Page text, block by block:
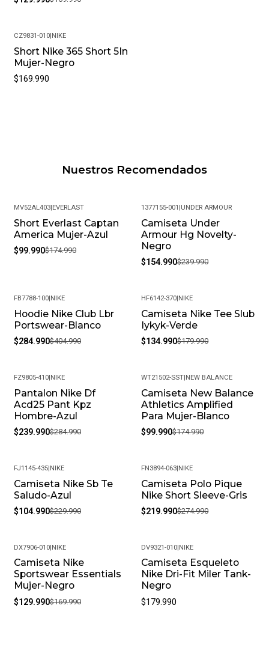
CZ9831-010|NIKE
Short Nike 365 Short 5In
Mujer-Negro
$169.990
Nuestros Recomendados
-43%
MV52AL403| EVERLAST
Short Everlast Captan
America Mujer-Azul
$99.990$174.990
-35%
1377155-001 UNDER ARMOUR
Camiseta Under
Armour Hg Novelty-
Negro
$154.990$239.990
-30%
FB7788-100| NIKE
Hoodie Nike Club Lbr
Portswear-Blanco
$284.990$404.990
-25%
HF6142-370 NIKE
Camiseta Nike Tee Slub
Iykyk-Verde
$134.990$179.990
-16%
FZ9805-410|NIKE
Pantalon Nike Df
Acd25 Pant Kpz
Hombre-Azul
$239.990$284.990
-43%
WT21502-SST|NEW BALANCE
Camiseta New Balance
Athletics Amplified
Para Mujer-Blanco
$99.990$174.990
-54%
FJ1145-435|NIKE
Camiseta Nike Sb Te
Saludo-Azul
$104.990$229.990
-20%
FN3894-063|NIKE
Camiseta Polo Pique
Nike Short Sleeve-Gris
$219.990$274.990
-24%
DX7906-010|NIKE
Camiseta Nike
Sportswear Essentials
Mujer-Negro
$129.990$169.990
DV9321-010|NIKE
Camiseta Esqueleto
Nike Dri-Fit Miler Tank-
Negro
$179.990